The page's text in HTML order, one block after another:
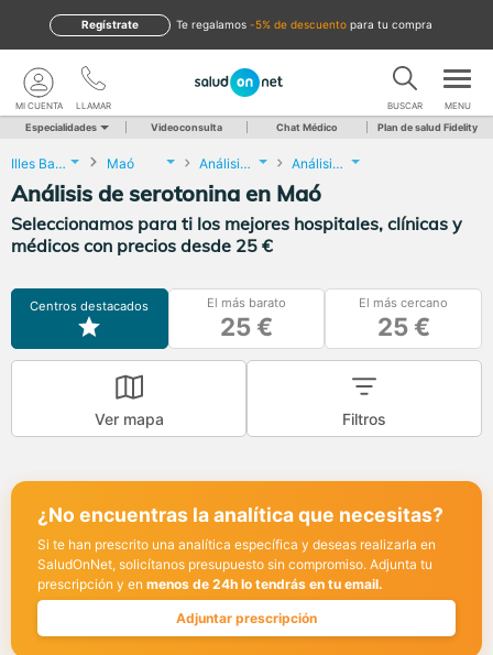
te regalamos -5% de descuento para tu compra
Regístrate
LLAMAR
MI CUENTA BUSCAR MENU
Especialidades Videoconsulta Chat Médico Plan de salud Fidelity
Illes Balears Maó Análisis Clínicos Análisis de serotonina
Análisis de serotonina en Maó
Seleccionamos para ti los mejores hospitales, clínicas y
médicos con precios desde 25 €
Centros destacados El más barato
25 €
El más cercano
25 €
Ver mapa Filtros
¿No encuentras la analítica que necesitas?
Si te han prescrito una analítica específica y deseas realizarla en
SaludOnNet, solicítanos presupuesto sin compromiso. Adjunta tu
prescripción y en menos de 24h lo tendrás en tu email.
Adjuntar prescripción